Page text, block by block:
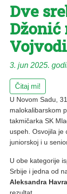
Dve
Džonić
3. jun 2025.
Čitaj mi!
U Novom Sadu,
malokalibarskom
takmičarka SK
uspeh. Osvojila je
juniorskoj i u
U obe kategorije
Srbije i jedna od
Aleksandra